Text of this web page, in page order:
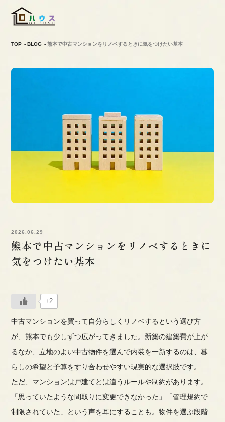
TOP BLOG 熊本で中古マンションをリノベするときに気をつけたい基本
2026.06.29
熊本で中古マンションをリノベするときに
気をつけたい基本
+2
中古マンションを買って自分らしくリノベするという選び方
が、熊本でも少しずつ広がってきました。新築の建築費が上が
るなか、立地のよい中古物件を選んで内装を一新するのは、暮
らしの希望と予算をすり合わせやすい現実的な選択肢です。
ただ、マンションは戸建てとは違うルールや制約があります。
「思っていたような間取りに変更できなかった」「管理規約で
制限されていた」という声を耳にすることも。物件を選ぶ段階